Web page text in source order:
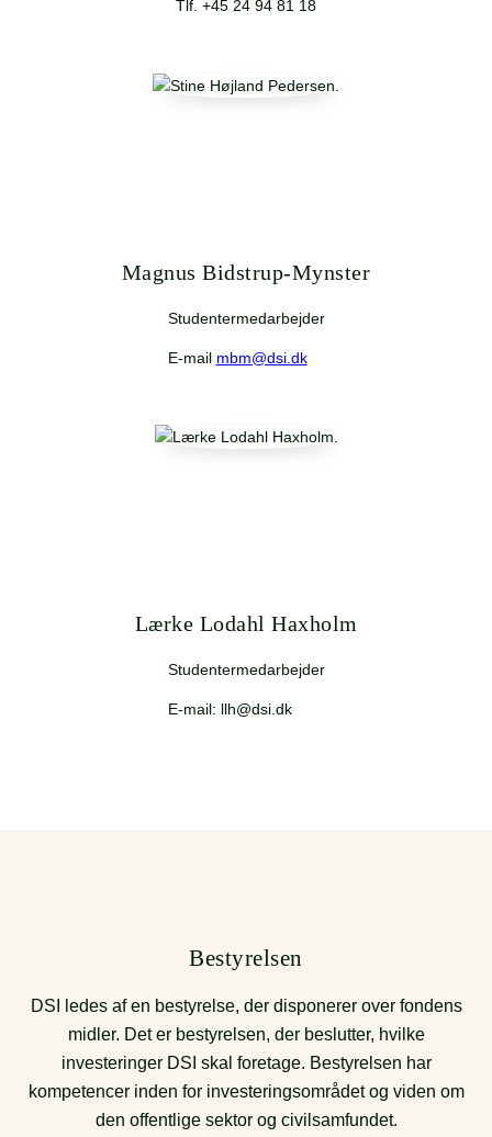
Tlf. +45 24 94 81 18
Magnus Bidstrup-Mynster
Studentermedarbejder
E-mail mbm@dsi.dk
Lærke Lodahl Haxholm
Studentermedarbejder
E-mail: llh@dsi.dk
Bestyrelsen
DSI ledes af en bestyrelse, der disponerer over fondens
midler. Det er bestyrelsen, der beslutter, hvilke
investeringer DSI skal foretage. Bestyrelsen har
kompetencer inden for investeringsområdet og viden om
den offentlige sektor og civilsamfundet.